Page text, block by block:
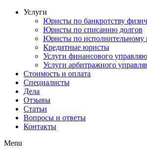
Услуги
Юристы по банкротству
Юристы по списанию долгов
Юристы по исполнительному
Кредитные юристы
Услуги финансового
Услуги арбитражного
Стоимость и оплата
Специалисты
Дела
Отзывы
Статьи
Вопросы и ответы
Контакты
Menu